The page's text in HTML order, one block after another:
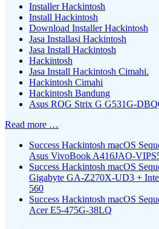
Installer Hackintosh
Install Hackintosh
Download Installer Hackintosh
Jasa Installasi Hackintosh
Jasa Install Hackintosh
Hackintosh
Jasa Install Hackintosh Cimahi.
Hackintosh Cimahi
Hackintosh Bandung
Asus ROG Strix G G531G-
Read more …
Success Hackintosh macOS
Asus VivoBook A416JAO-
Success Hackintosh macOS
Gigabyte GA-Z270X-UD3 +
560
Success Hackintosh macOS
Acer E5-475G-38LQ